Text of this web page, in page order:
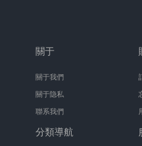
關于
關于我們
關于隐私
聯系我們
分類導航